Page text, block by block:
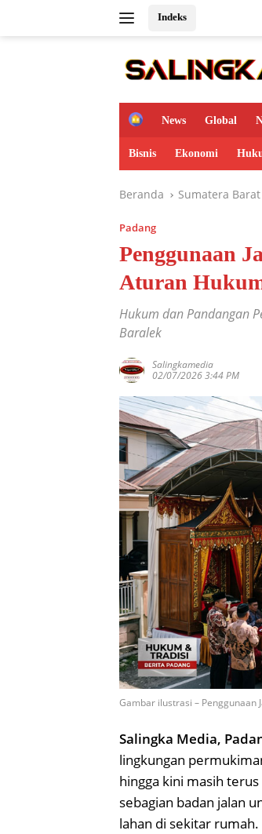
Indeks
H
m
e
News Global
Bisnis Ekonomi
Beranda Sumatera Barat
Padang
Penggunaan
Aturan
Hukum dan Pandangan
Baralek
Salingkamedia
02/07/2026 3:44 PM
Gambar ilustrasi – Penggunaan
Salingka Media,
lingkungan
hingga kini masih
sebagian badan jalan
lahan di sekitar rumah.